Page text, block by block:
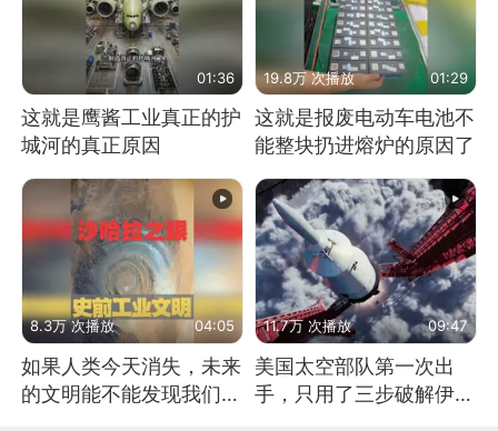
01:36
这就是鹰酱工业真正的护
城河的真正原因
19.8万 次播放 01:29
这就是报废电动车电池不
能整块扔进熔炉的原因了
8.3万 次播放 04:05
如果人类今天消失，未来
的文明能不能发现我们存
11.7万 次播放 09:47
美国太空部队第一次出
手，只用了三步破解伊朗